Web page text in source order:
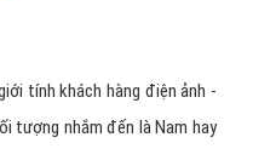
tính khách hàng điện ảnh -
tượng nhắm đến là Nam hay